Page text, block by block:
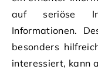
auf seriöse
Informationen.
besonders
interessiert, kann